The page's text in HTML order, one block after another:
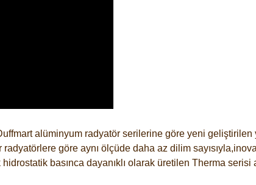
alüminyum radyatör serilerine göre yeni
göre aynı ölçüde daha az dilim
basınca dayanıklı olarak üretilen Therma